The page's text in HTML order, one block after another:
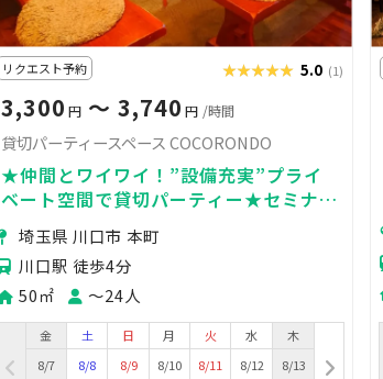
リクエスト予約 ★★★★★
★★★★★ 5.0 (1)
3,300 円 〜 3,740 円 /時間
貸切パーティースペース COCORONDO
★仲間とワイワイ！”設備充実”プライ
ベート空間で貸切パーティー★セミナ
ー・ママ会など用途自由☆彡
埼玉県 川口市 本町
川口駅 徒歩4分
50㎡
〜24人
金
8/7
土
8/8
日
8/9
月
8/10
火
8/11
水
8/12
木
8/13